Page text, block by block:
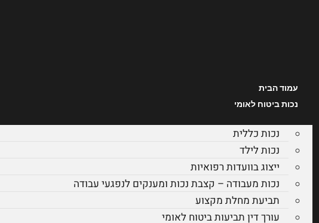
עמוד הבית
נכות ביטוח לאומי
נכות כללית
נכות לילד
ייצוג בוועדות רפואיות
נכות מעבודה – קצבת נכות ומענקים לנפגעי עבודה
תביעת מחלת מקצוע
עורך דין תביעות ביטוח לאומי